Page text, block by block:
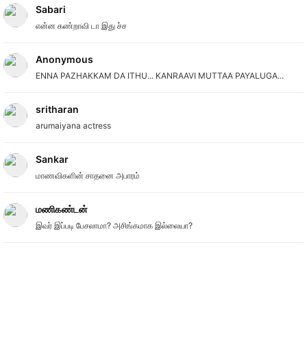
Sabari
என்ன கண்றாவி டா இது ச்ச
Anonymous
ENNA PAZHAKKAM DA ITHU... KANRAAVI MUTTAA PAYALUGA...
sritharan
arumaiyana actress
Sankar
மாணவிகளின் சாதனை அபாரம்
மணிகண்டன்
இவர் இப்படி பேசலாமா? அசிங்கமாக இல்லையா?